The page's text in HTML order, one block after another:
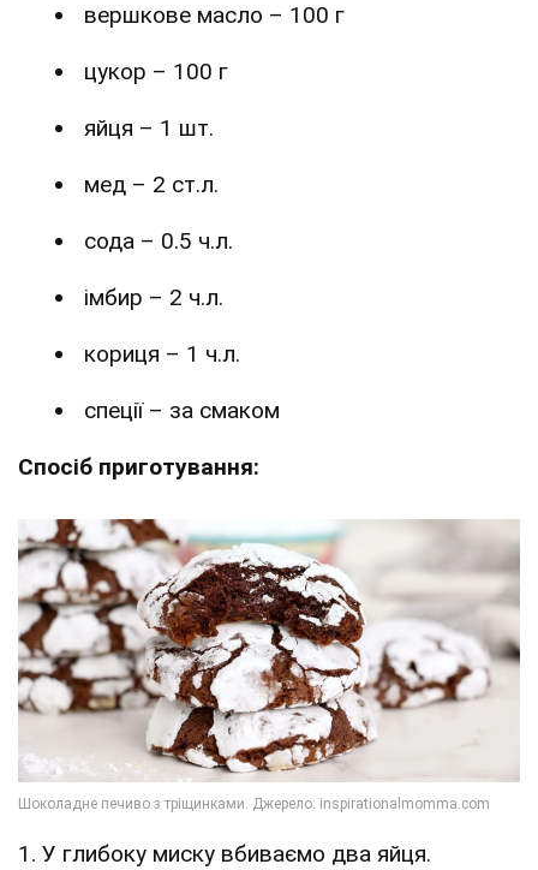
вершкове масло – 100 г
цукор – 100 г
яйця – 1 шт.
мед – 2 ст.л.
сода – 0.5 ч.л.
імбир – 2 ч.л.
кориця – 1 ч.л.
спеції – за смаком
Спосіб приготування:
1. У глибоку миску вбиваємо два яйця.